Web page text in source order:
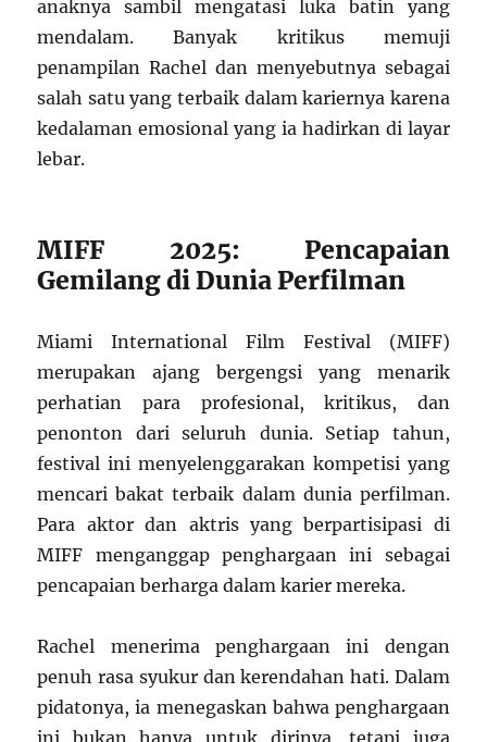
anaknya sambil mengatasi luka batin yang
mendalam. Banyak kritikus memuji
penampilan Rachel dan menyebutnya sebagai
salah satu yang terbaik dalam kariernya karena
kedalaman emosional yang ia hadirkan di layar
lebar.
MIFF 2025: Pencapaian
Gemilang di Dunia Perfilman
Miami International Film Festival (MIFF)
merupakan ajang bergengsi yang menarik
perhatian para profesional, kritikus, dan
penonton dari seluruh dunia. Setiap tahun,
festival ini menyelenggarakan kompetisi yang
mencari bakat terbaik dalam dunia perfilman.
Para aktor dan aktris yang berpartisipasi di
MIFF menganggap penghargaan ini sebagai
pencapaian berharga dalam karier mereka.
Rachel menerima penghargaan ini dengan
penuh rasa syukur dan kerendahan hati. Dalam
pidatonya, ia menegaskan bahwa penghargaan
ini bukan hanya untuk dirinya, tetapi juga